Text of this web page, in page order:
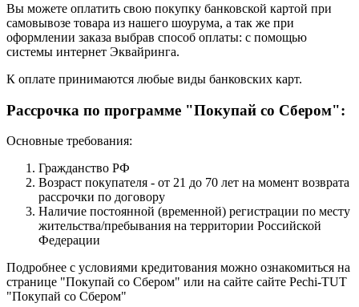
Вы можете оплатить свою покупку банковской картой при
самовывозе товара из нашего шоурума, а так же при
оформлении заказа выбрав способ оплаты: с помощью
системы интернет Эквайринга.
К оплате принимаются любые виды банковских карт.
Рассрочка по программе "Покупай со Сбером":
Основные требования:
Гражданство РФ
Возраст покупателя - от 21 до 70 лет на момент возврата
рассрочки по договору
Наличие постоянной (временной) регистрации по месту
жительства/пребывания на территории Российской
Федерации
Подробнее с условиями кредитования можно ознакомиться на
странице "Покупай со Сбером" или на сайте сайте Pechi-TUT
"Покупай со Сбером"